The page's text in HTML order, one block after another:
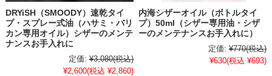
DRYiSH（SMOODY）速乾タイ
プ・スプレー式油（ハサミ・バリ
カン専用オイル）シザーのメンテ
ナンスお手入れに
定価: ¥3,080(税込)
¥2,600(税込 ¥2,860)
内海シザーオイル（ボトルタイ
プ）50ml（シザー専用油・シザ
ーのメンテナンスお手入れに）
定価: ¥770(税込)
¥630(税込 ¥693)